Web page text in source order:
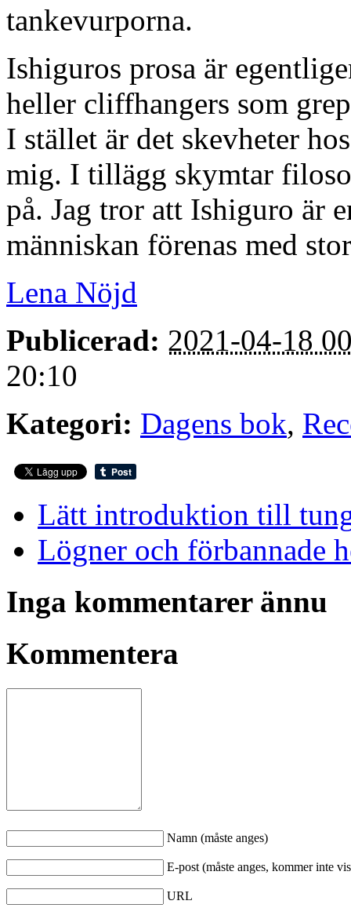
tankevurporna.
Ishiguros prosa är
heller cliffhangers som
I stället är det skevheter
mig. I tillägg skymtar
på. Jag tror att Ishiguro är
människan förenas med
Lena Nöjd
Publicerad: 2021-04-18
20:10
Kategori: Dagens bok,
Lätt introduktion till
Lögner och förbannade
Inga kommentarer ännu
Kommentera
Namn (måste anges)
E-post (måste anges, kommer inte
URL